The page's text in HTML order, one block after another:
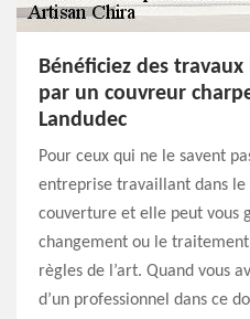
Bénéficiez des
par un couvreur
Landudec
Pour ceux qui ne le savent
entreprise travaillant dans
couverture et elle peut vous
changement ou le
règles de l’art. Quand vous
d’un professionnel dans ce